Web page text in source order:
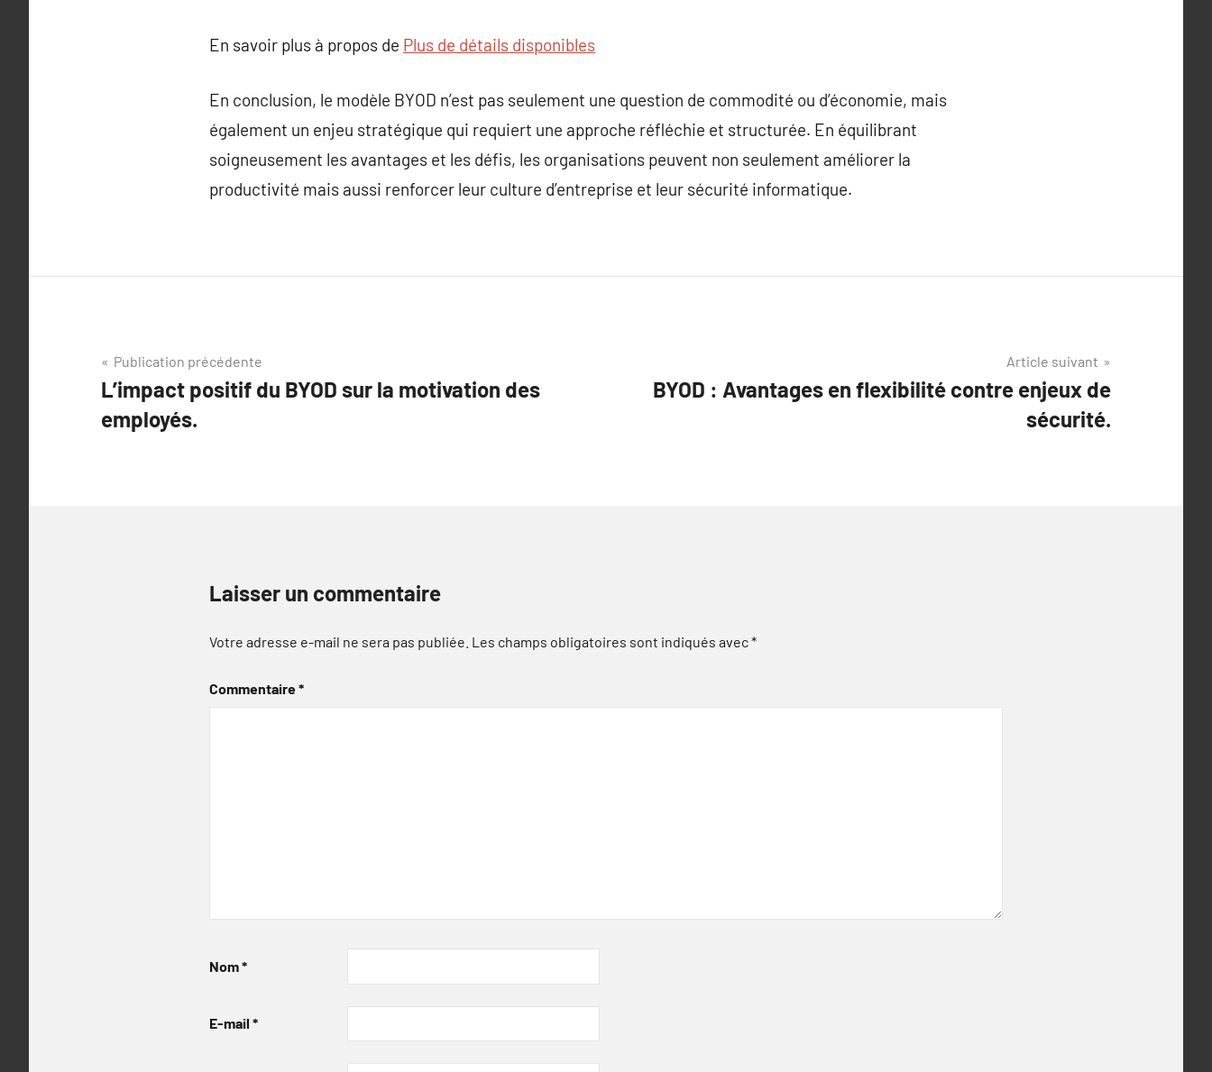
En savoir plus à propos de Plus de détails disponibles
En conclusion, le modèle BYOD n’est pas seulement une question de commodité ou d’économie, mais
également un enjeu stratégique qui requiert une approche réfléchie et structurée. En équilibrant
soigneusement les avantages et les défis, les organisations peuvent non seulement améliorer la
productivité mais aussi renforcer leur culture d’entreprise et leur sécurité informatique.
Navigation
de
l’article
Publication précédente
L’impact positif du BYOD sur la motivation des
employés.
Article suivant
BYOD : Avantages en flexibilité contre enjeux de
sécurité.
Laisser un commentaire
Votre adresse e-mail ne sera pas publiée. Les champs obligatoires sont indiqués avec*
Commentaire*
Nom*
E-mail *